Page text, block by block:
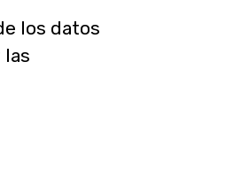
los datos